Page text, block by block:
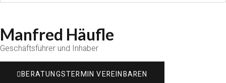
Manfred Häufle
Geschäftsführer und Inhaber
BERATUNGSTERMIN VEREINBAREN